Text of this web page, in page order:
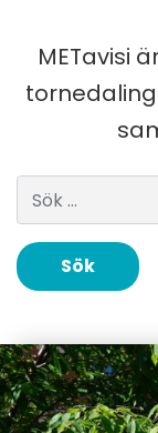
METavisi
Sök efter: